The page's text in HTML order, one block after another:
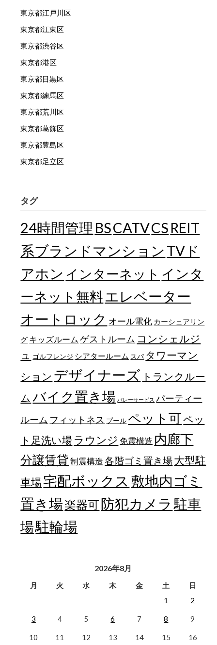
東京都江戸川区
東京都江東区
東京都渋谷区
東京都港区
東京都目黒区
東京都練馬区
東京都荒川区
東京都葛飾区
東京都豊島区
東京都足立区
タグ
24時間管理 BSCATVCS REIT
系ブランドマンション TVド
アホン インターネット インタ
ーネット無料エレベーター
オートロック オール電化 カーシェアリン
グ キッズルーム ゲストルーム コンシェルジ
ュ
ゴルフレンジ シアタールーム スパ タワーマン
ション デザイナーズ トランクルー
ム バイク置き場 バレーサービス パーティー
ルーム フィットネス プール ペット可ペッ
ト足洗い場 ラウンジ 免震構造 内廊下
分譲賃貸 制震構造 各階ゴミ置き場大型駐
車場宅配ボックス 敷地内ゴミ
置き場楽器可防犯カメラ 駐車
場駐輪場
2026年8月
月 火 水 木 金 土
日
1
2
3 4 5 6 7 8 9
10 11 12 13 14 15 16